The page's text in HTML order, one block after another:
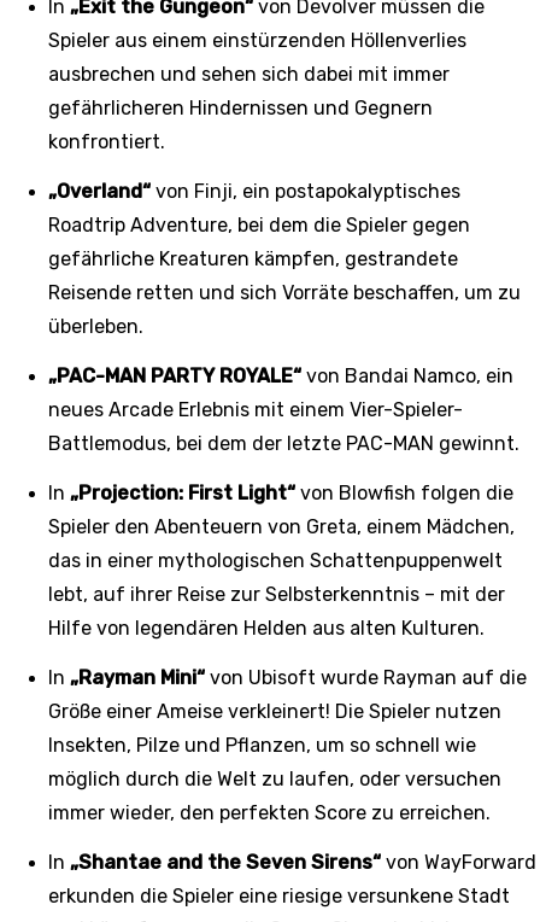
In „Exit the Gungeon“ von Devolver müssen die
Spieler aus einem einstürzenden Höllenverlies
ausbrechen und sehen sich dabei mit immer
gefährlicheren Hindernissen und Gegnern
konfrontiert.
„Overland“ von Finji, ein postapokalyptisches
Roadtrip Adventure, bei dem die Spieler gegen
gefährliche Kreaturen kämpfen, gestrandete
Reisende retten und sich Vorräte beschaffen, um zu
überleben.
„PAC-MAN PARTY ROYALE“ von Bandai Namco, ein
neues Arcade Erlebnis mit einem Vier-Spieler-
Battlemodus, bei dem der letzte PAC-MAN gewinnt.
In „Projection: First Light“ von Blowfish folgen die
Spieler den Abenteuern von Greta, einem Mädchen,
das in einer mythologischen Schattenpuppenwelt
lebt, auf ihrer Reise zur Selbsterkenntnis – mit der
Hilfe von legendären Helden aus alten Kulturen.
In „Rayman Mini“ von Ubisoft wurde Rayman auf die
Größe einer Ameise verkleinert! Die Spieler nutzen
Insekten, Pilze und Pflanzen, um so schnell wie
möglich durch die Welt zu laufen, oder versuchen
immer wieder, den perfekten Score zu erreichen.
In „Shantae and the Seven Sirens“ von WayForward
erkunden die Spieler eine riesige versunkene Stadt